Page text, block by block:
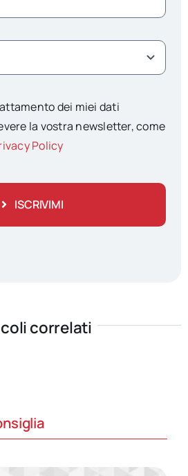
dei miei dati
la vostra newsletter, come
Policy
ISCRIVIMI
correlati